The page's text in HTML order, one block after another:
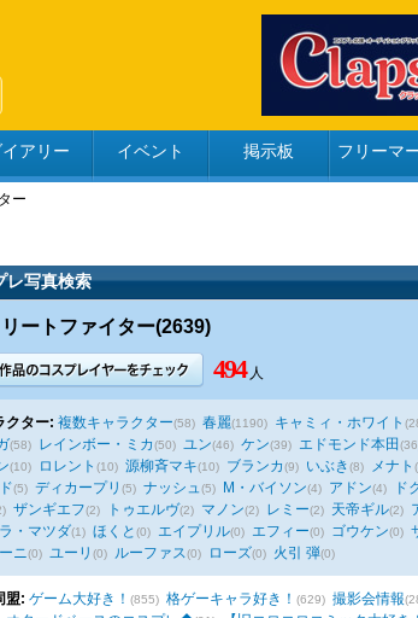
イアリー イベント 掲示板 フリーマ
ー
レ写真検索
ートファイター(2639)
494人
クター: 複数キャラクター(58) 春麗(1190) キャミィ・ホワイト
(58) レインボー・ミカ(50) ユン(46) ケン(39) エドモンド本田
(10) ロレント (10) 源柳斉マキ(10) ブランカ(9) いぶき(8) メナト
(5) ディカープリ (5) ナッシュ(5) M・バイソン(4) アドン(4) ド
ザンギエフ(2) トゥエルヴ(2) マノン(2) レミー(2) 天帝ギル(2)
・マツダ(1) ほくと (0) エイプリル(0) エフィー(0) ゴウケン(0)
ニ(0) ユーリ (0) ルーファス(0) ローズ(0) 火引 弾(0)
盟: ゲーム大好き！ (855) 格ゲーキャラ好き！ (629) 撮影会情報